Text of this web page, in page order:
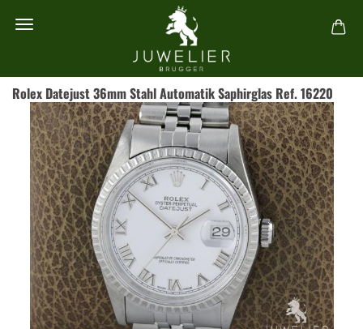
Rolex Datejust 36mm Stahl Automatik Saphirglas Ref. 16220